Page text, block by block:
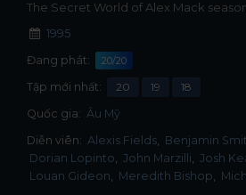
The Secret World of Alex Mack
1995
Đang phát:
20/20
Tập mới nhất: 20 19
18
Quốc gia: Âu Mỹ
Diễn viên: Alexis Fields Benjamin
Dorian Lopinto
John Marzilli Josh
Louan Gideon
Meredith Bishop